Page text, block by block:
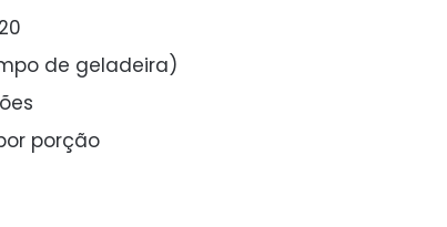
de geladeira)
porção